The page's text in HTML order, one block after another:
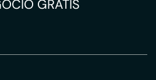
GRATIS